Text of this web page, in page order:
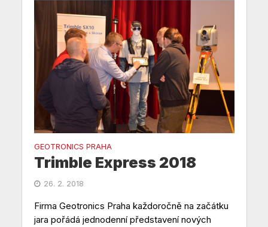
GEOTRONICS PRAHA
Trimble Express 2018
26. 2. 2018
Firma Geotronics Praha každoročně na začátku
jara pořádá jednodenní představení nových